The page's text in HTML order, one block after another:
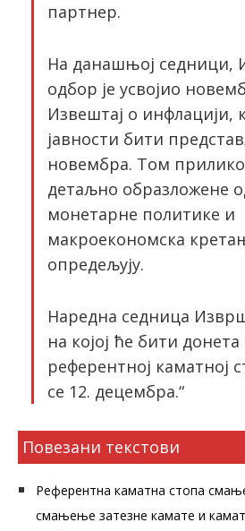
партнер.
На данашњој седници,
одбор је усвојио
Извештај о инфлацији,
јавности бити
новембра. Том
детаљно образложене
монетарне политике и
макроекономска
опредељују.
Наредна седница
на којој ће бити донета
референтној каматној
се 12. децембра.“
Повезани текстови
Референтна каматна стопа
смањење затезне камате и